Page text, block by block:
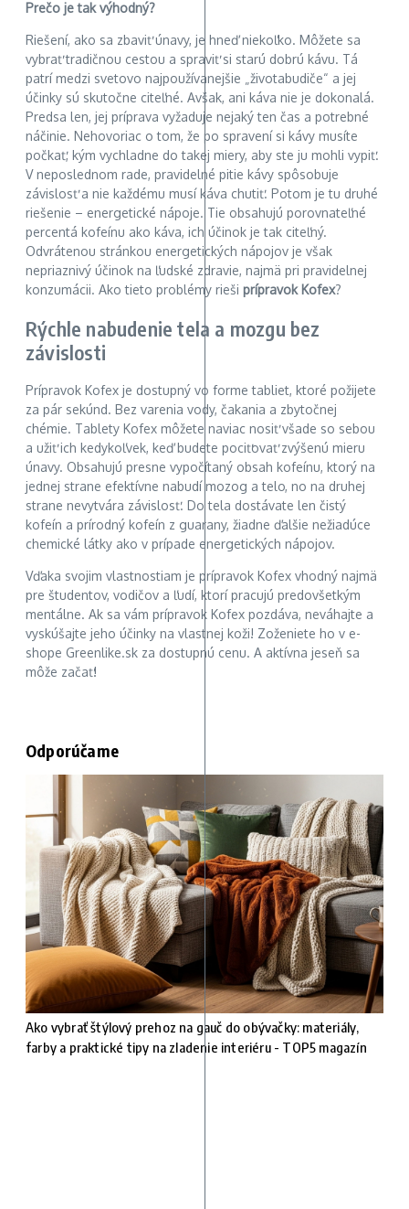
Prečo je tak výhodný?
Riešení, ako sa zbaviť únavy, je hneď niekoľko. Môžete sa
vybrať tradičnou cestou a spraviť si starú dobrú kávu. Tá
patrí medzi svetovo najpoužívanejšie „životabudiče“ a jej
účinky sú skutočne citeľné. Avšak, ani káva nie je dokonalá.
Predsa len, jej príprava vyžaduje nejaký ten čas a potrebné
náčinie. Nehovoriac o tom, že po spravení si kávy musíte
počkať, kým vychladne do takej miery, aby ste ju mohli vypiť.
V neposlednom rade, pravidelné pitie kávy spôsobuje
závislosť a nie každému musí káva chutiť. Potom je tu druhé
riešenie – energetické nápoje. Tie obsahujú porovnateľné
percentá kofeínu ako káva, ich účinok je tak citeľný.
Odvrátenou stránkou energetických nápojov je však
nepriaznivý účinok na ľudské zdravie, najmä pri pravidelnej
konzumácii. Ako tieto problémy rieši prípravok Kofex?
Rýchle nabudenie tela a mozgu bez
závislosti
Prípravok Kofex je dostupný vo forme tabliet, ktoré požijete
za pár sekúnd. Bez varenia vody, čakania a zbytočnej
chémie. Tablety Kofex môžete naviac nosiť všade so sebou
a užiť ich kedykoľvek, keď budete pociťovať zvýšenú mieru
únavy. Obsahujú presne vypočítaný obsah kofeínu, ktorý na
jednej strane efektívne nabudí mozog a telo, no na druhej
strane nevytvára závislosť. Do tela dostávate len čistý
kofeín a prírodný kofeín z guarany, žiadne ďalšie nežiadúce
chemické látky ako v prípade energetických nápojov.
Vďaka svojim vlastnostiam je prípravok Kofex vhodný najmä
pre študentov, vodičov a ľudí, ktorí pracujú predovšetkým
mentálne. Ak sa vám prípravok Kofex pozdáva, neváhajte a
vyskúšajte jeho účinky na vlastnej koži! Zoženiete ho v e-
shope Greenlike.sk za dostupnú cenu. A aktívna jeseň sa
môže začať!
Odporúčame
Ako vybrať štýlový prehoz na gauč do obývačky: materiály,
farby a praktické tipy na zladenie interiéru - TOP5 magazín